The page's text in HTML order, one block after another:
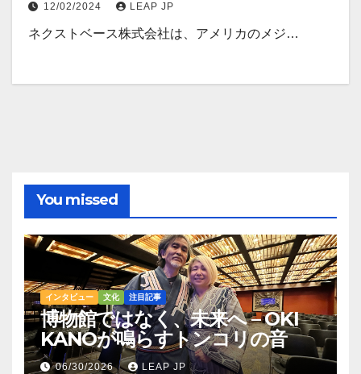
12/02/2024 LEAP JP
ネクストベース株式会社は、アメリカのメジ…
You missed
インタビュー 文化 注目記事
博物館ではなく、未来へ – OKI
KANOが鳴らすトンコリの音
06/30/2026 LEAP JP